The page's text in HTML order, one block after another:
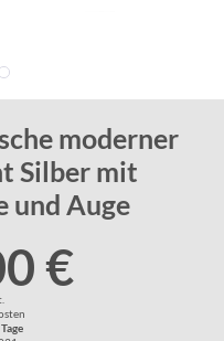
moderner
Silber mit
und Auge
€